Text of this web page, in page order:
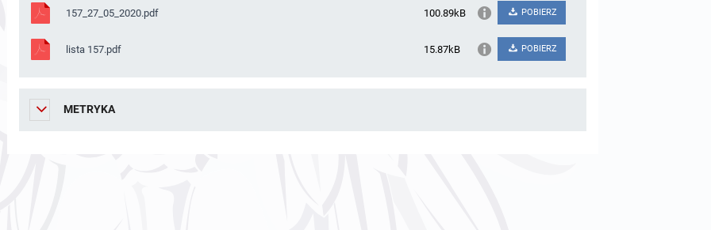
157_27_05_2020.pdf 100.89kB POBIERZ
lista 157.pdf 15.87kB POBIERZ
METRYKA